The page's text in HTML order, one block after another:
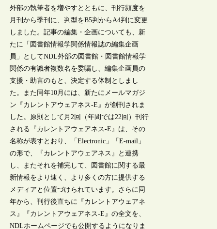
外部の執筆者を増やすとともに、刊行頻度を
月刊から季刊に、判型をB5判からA4判に変更
しました。記事の編集・企画についても、新
たに「図書館情報学関係情報誌の編集企画
員」としてNDL外部の図書館・図書館情報学
関係の有識者複数名を委嘱し、編集企画員の
支援・助言のもと、決定する体制としまし
た。また同年10月には、新たにメールマガジ
ン『カレントアウェアネス-E』が創刊されま
した。原則として月2回（年間では22回）刊行
される『カレントアウェアネス-E』は、その
名称が表すとおり、「Electronic」「E-mail」
の形で、『カレントアウェアネス』と連携
し、またそれを補完して、図書館に関する最
新情報をより速く、より多くの方に提供する
メディアと位置づけられています。さらに同
年から、刊行後直ちに『カレントアウェアネ
ス』『カレントアウェアネス-E』の全文を、
NDLホームページでも公開するようになりま